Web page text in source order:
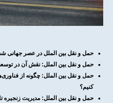
حمل و نقل بین الملل در عصر جهانی
حمل و نقل بین الملل: نقش آن در توسعه
حمل و نقل بین الملل: چگونه از
کنیم؟
حمل و نقل بین الملل: مدیریت زنجیره